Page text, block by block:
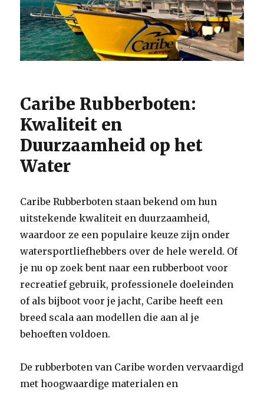
Caribe Rubberboten:
Kwaliteit en
Duurzaamheid op het
Water
Caribe Rubberboten staan bekend om hun
uitstekende kwaliteit en duurzaamheid,
waardoor ze een populaire keuze zijn onder
watersportliefhebbers over de hele wereld. Of
je nu op zoek bent naar een rubberboot voor
recreatief gebruik, professionele doeleinden
of als bijboot voor je jacht, Caribe heeft een
breed scala aan modellen die aan al je
behoeften voldoen.
De rubberboten van Caribe worden vervaardigd
met hoogwaardige materialen en